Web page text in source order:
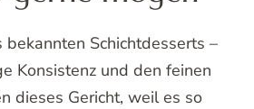
Schichtdesserts –
Konsistenz und den feinen
dieses Gericht, weil es so